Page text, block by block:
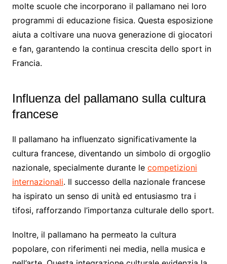
molte scuole che incorporano il pallamano nei loro
programmi di educazione fisica. Questa esposizione
aiuta a coltivare una nuova generazione di giocatori
e fan, garantendo la continua crescita dello sport in
Francia.
Influenza del pallamano sulla cultura
francese
Il pallamano ha influenzato significativamente la
cultura francese, diventando un simbolo di orgoglio
nazionale, specialmente durante le competizioni
internazionali. Il successo della nazionale francese
ha ispirato un senso di unità ed entusiasmo tra i
tifosi, rafforzando l’importanza culturale dello sport.
Inoltre, il pallamano ha permeato la cultura
popolare, con riferimenti nei media, nella musica e